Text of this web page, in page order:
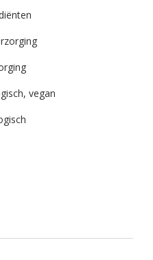
vegan